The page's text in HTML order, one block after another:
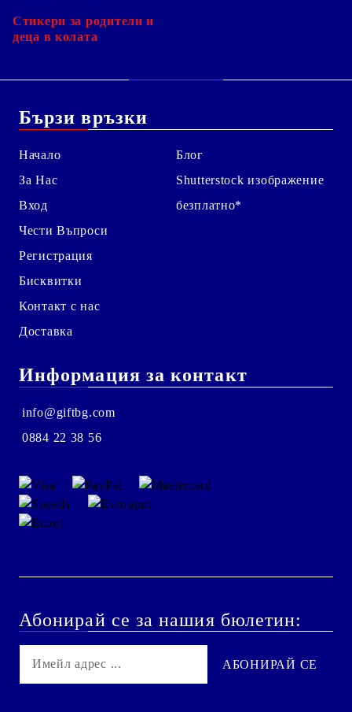
Стикери за родители и
деца в колата
Бързи връзки
Начало
За Нас
Вход
Чести Въпроси
Регистрация
Бисквитки
Контакт с нас
Доставка
Блог
Shutterstock изображение
безплатно*
Информация за контакт
info@giftbg.com
0884 22 38 56
Абонирай се за нашия бюлетин: